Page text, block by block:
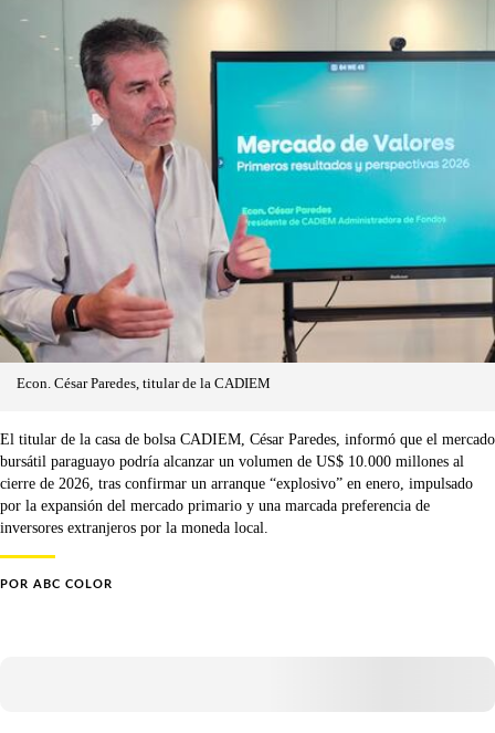
Econ. César Paredes, titular de la CADIEM
El titular de la casa de bolsa CADIEM, César Paredes, informó que el mercado
bursátil paraguayo podría alcanzar un volumen de US$ 10.000 millones al
cierre de 2026, tras confirmar un arranque “explosivo” en enero, impulsado
por la expansión del mercado primario y una marcada preferencia de
inversores extranjeros por la moneda local.
POR ABC COLOR